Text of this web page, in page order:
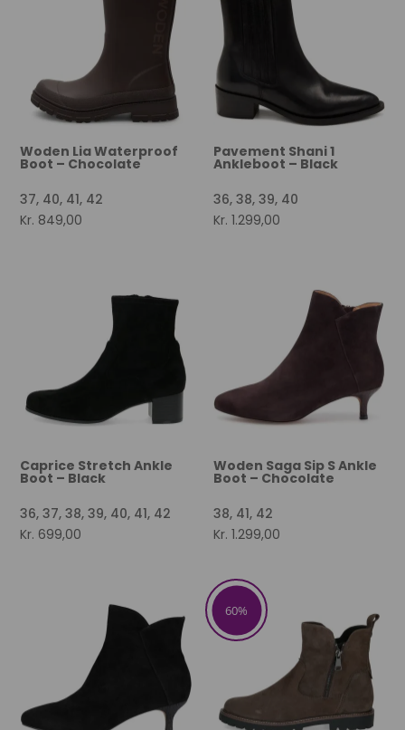
Woden Lia Waterproof
Boot – Chocolate
37, 40, 41, 42
Kr. 849,00
Pavement Shani 1
Ankleboot – Black
36, 38, 39, 40
Kr. 1.299,00
Caprice Stretch Ankle
Boot – Black
36, 37, 38, 39, 40, 41, 42
Kr. 699,00
Woden Saga Sip S Ankle
Boot – Chocolate
38, 41, 42
Kr. 1.299,00
60%